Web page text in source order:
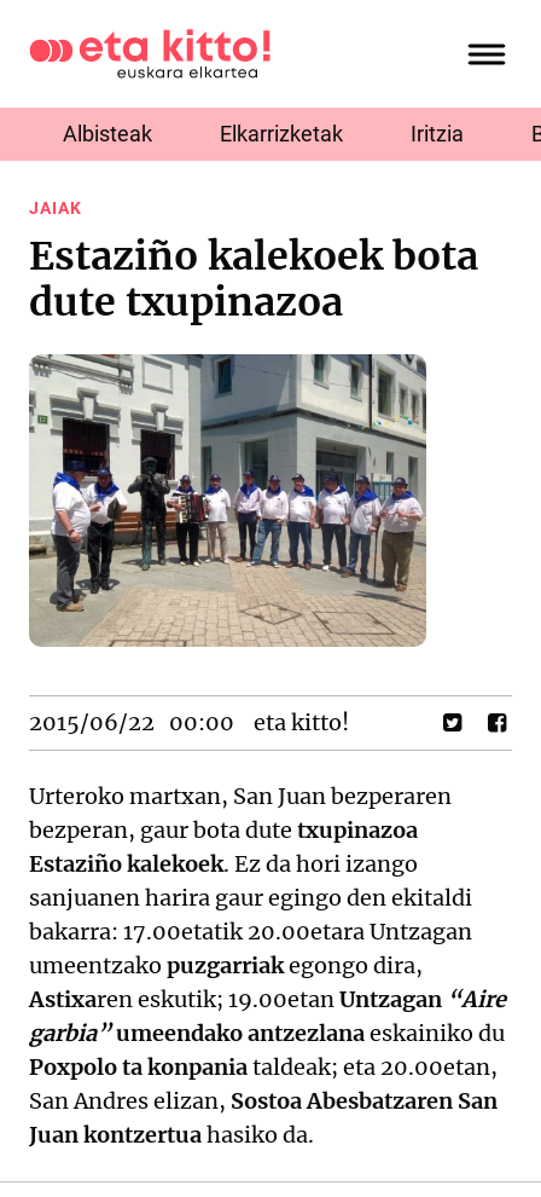
Albisteak Elkarrizketak Iritzia
JAIAK
Estaziño kalekoek bota
dute txupinazoa
2015/06/22 00:00 eta kitto!
Urteroko martxan, San Juan bezperaren
bezperan, gaur bota dute txupinazoa
Estaziño kalekoek. Ez da hori izango
sanjuanen harira gaur egingo den ekitaldi
bakarra: 17.00etatik 20.00etara Untzagan
umeentzako puzgarriakegongo dira,
Astixaren eskutik; 19.00etanUntzagan “Aire
garbia”umeendako antzezlanaeskainiko du
Poxpolo ta konpaniataldeak; eta 20.00etan,
San Andres elizan, Sostoa Abesbatzaren San
Juan kontzertuahasiko da.